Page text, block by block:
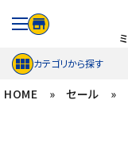
カテゴリから探す
ACCOUNT MENU
HOME » セール »